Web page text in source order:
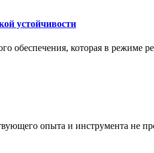
устойчивости
обеспечения, которая в режиме
опыта и инструмента не